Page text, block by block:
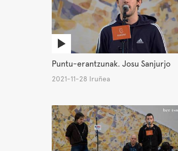
Puntu-erantzunak. Josu Sanjurjo
2021-11-28 Iruñea